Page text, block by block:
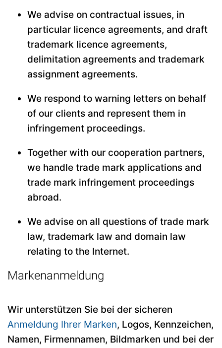
We advise on contractual issues, in
particular licence agreements, and draft
trademark licence agreements,
delimitation agreements and trademark
assignment agreements.
We respond to warning letters on behalf
of our clients and represent them in
infringement proceedings.
Together with our cooperation partners,
we handle trade mark applications and
trade mark infringement proceedings
abroad.
We advise on all questions of trade mark
law, trademark law and domain law
relating to the Internet.
Markenanmeldung
Wir unterstützen Sie bei der sicheren
Anmeldung Ihrer Marken, Logos, Kennzeichen,
Namen, Firmennamen, Bildmarken und bei der